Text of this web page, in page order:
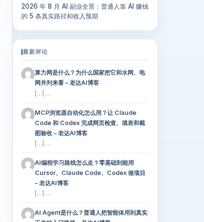
2026 年 8 月 AI 副业全景：普通人靠 AI 赚钱
的 5 条真实路径和收入预期
最新评论
算力网是什么？为什么国家把它和水网、电
网并列来看 – 老达AI博客
[…] …
MCP浏览器自动化怎么用？让 Claude
Code 和 Codex 完成网页检查、填表和截
图验收 – 老达AI博客
[…] …
AI编程学习路线怎么走？零基础到能用
Cursor、Claude Code、Codex 做项目
– 老达AI博客
[…] …
AI Agent是什么？普通人把智能体用到真实